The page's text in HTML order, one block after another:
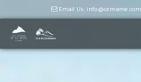
Email Us: info@cemarne.com